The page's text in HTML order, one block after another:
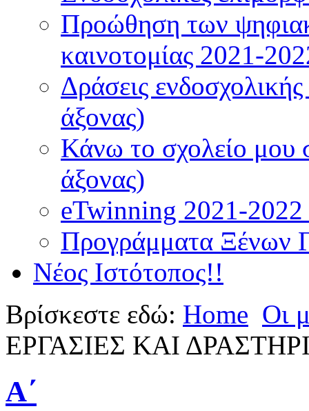
Προώθηση των
καινοτομίας 2021-
Δράσεις
άξονας)
Κάνω το σχολείο μου
άξονας)
eTwinning 2021-
Προγράμματα Ξένων
Νέος Ιστότοπος!!
Βρίσκεστε εδώ: Home Οι
ΕΡΓΑΣΙΕΣ ΚΑΙ
Α΄